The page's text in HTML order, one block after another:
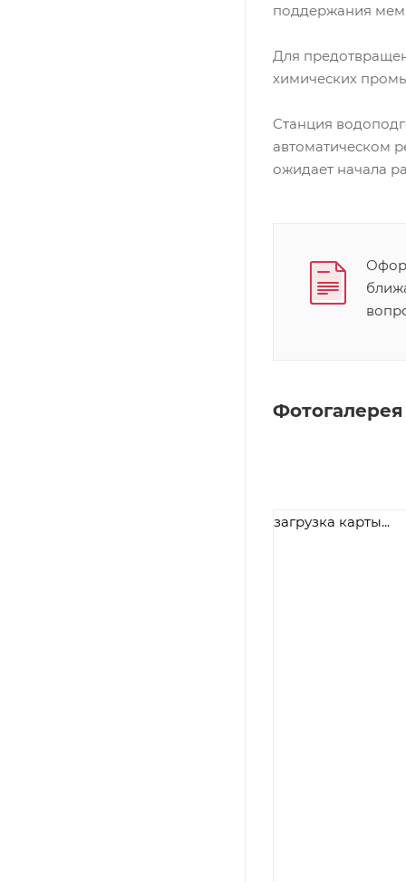
поддержания
Для
химических
Станция
автоматическом
ожидает начала
Фотогалерея
загрузка карты...